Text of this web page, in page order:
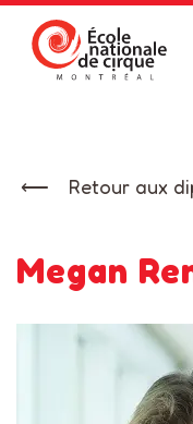
Retour aux
Megan